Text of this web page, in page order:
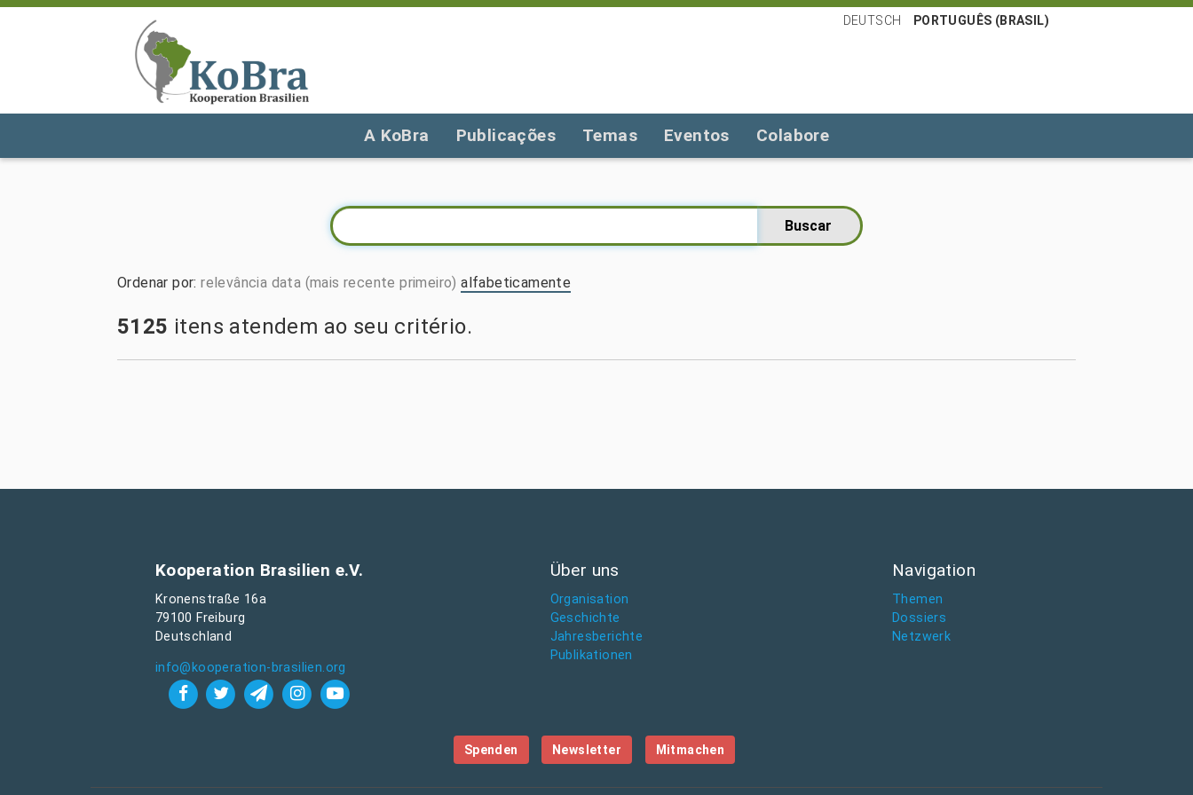
DEUTSCH PORTUGUÊS (BRASIL)
A KoBra Publicações Temas Eventos Colabore
Ordenar por:relevância data (mais recente primeiro) alfabeticamente
5125 itens atendem ao seu critério.
Kooperation Brasilien e.V.
Kronenstraße 16a
79100 Freiburg
Deutschland
info@kooperation-brasilien.org
Über uns
Organisation
Geschichte
Jahresberichte
Publikationen
Navigation
Themen
Dossiers
Netzwerk
Spenden Newsletter Mitmachen